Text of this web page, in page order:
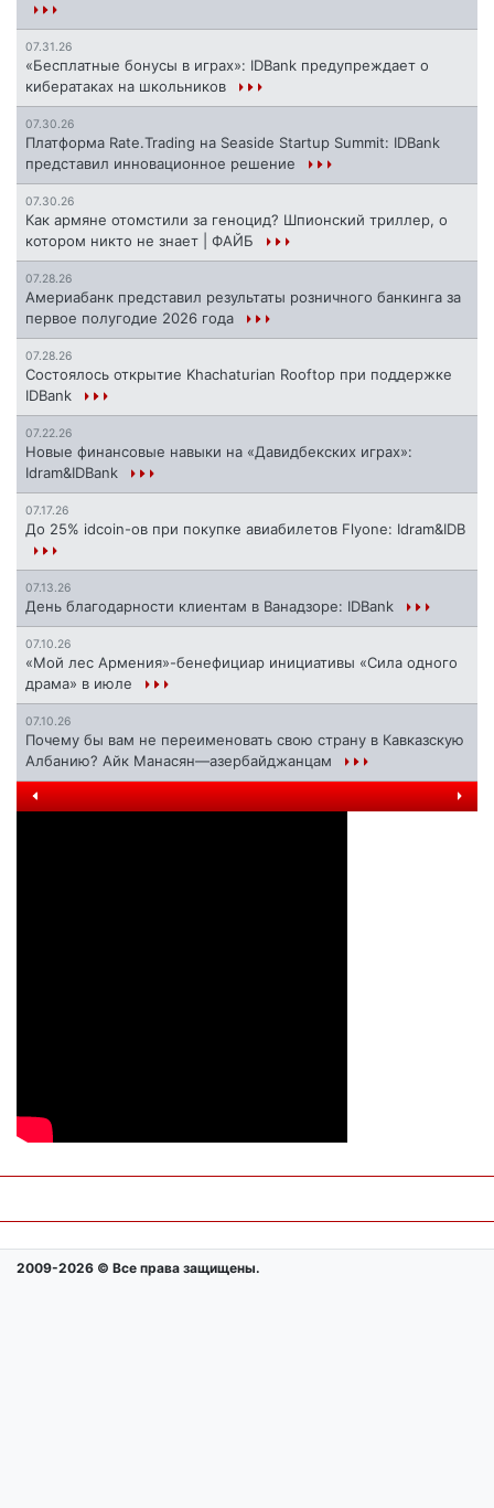
07.31.26
«Бесплатные бонусы в играх»: IDBank предупреждает о
кибератаках на школьников
07.30.26
Платформа Rate.Trading на Seaside Startup Summit: IDBank
представил инновационное решение
07.30.26
Как армяне отомстили за геноцид? Шпионский триллер, о
котором никто не знает | ФАЙБ
07.28.26
Америабанк представил результаты розничного банкинга за
первое полугодие 2026 года
07.28.26
Состоялось открытие Khachaturian Rooftop при поддержке
IDBank
07.22.26
Новые финансовые навыки на «Давидбекских играх»:
Idram&IDBank
07.17.26
До 25% idcoin-ов при покупке авиабилетов Flyone: Idram&IDB
07.13.26
День благодарности клиентам в Ванадзоре: IDBank
07.10.26
«Мой лес Армения»-бенефициар инициативы «Сила одного
драма» в июле
07.10.26
Почему бы вам не переименовать свою страну в Кавказскую
Албанию? Айк Манасян—азербайджанцам
2009-2026 © Все права защищены.